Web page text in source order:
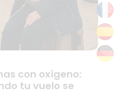
con oxígeno:
tu vuelo se